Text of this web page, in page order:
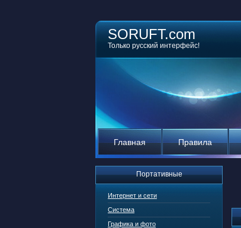
SORUFT.com
Только русский интерфейс!
Главная Правила
Портативные
Интернет и сети
Система
Графика и фото